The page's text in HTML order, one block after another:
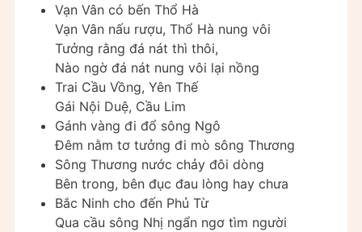
Vạn Vân có bến Thổ Hà
Vạn Vân nấu rượu, Thổ Hà nung vôi
Tưởng rằng đá nát thì thôi,
Nào ngờ đá nát nung vôi lại nồng
Trai Cầu Vồng, Yên Thế
Gái Nội Duệ, Cầu Lim
Gánh vàng đi đổ sông Ngô
Đêm nằm tơ tưởng đi mò sông Thương
Sông Thương nước chảy đôi dòng
Bên trong, bên đục đau lòng hay chưa
Bắc Ninh cho đến Phủ Từ
Qua cầu sông Nhị ngẩn ngơ tìm người